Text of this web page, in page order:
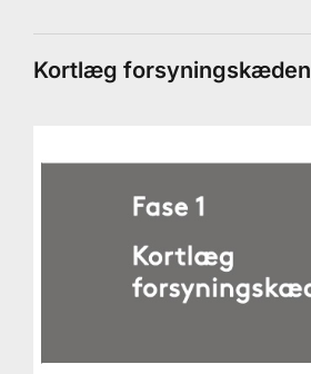
Kortlæg forsyningskæden